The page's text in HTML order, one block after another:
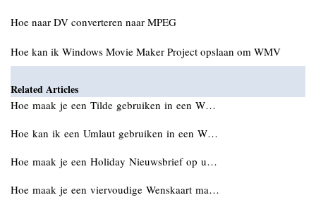
Hoe naar DV converteren naar MPEG
Hoe kan ik Windows Movie Maker Project opslaan om WMV
Related Articles
Hoe maak je een Tilde gebruiken in een W…
Hoe kan ik een Umlaut gebruiken in een W…
Hoe maak je een Holiday Nieuwsbrief op u…
Hoe maak je een viervoudige Wenskaart ma…